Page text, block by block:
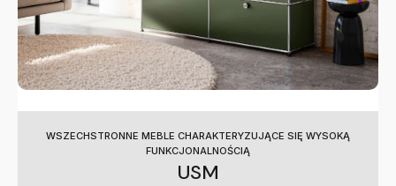
WSZECHSTRONNE MEBLE CHARAKTERYZUJĄCE SIĘ WYSOKĄ
FUNKCJONALNOŚCIĄ
USM